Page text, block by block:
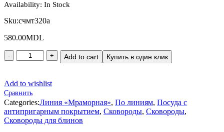
Availability: In Stock
Sku:счмт320а
580.00MDL
Add to cart Купить в один клик
Add to wishlist
Сравнить
Categories:Линия «Мраморная», По линиям, Посуда с
антипригарным покрытием, Сковороды, Сковороды,
Сковороды для блинов